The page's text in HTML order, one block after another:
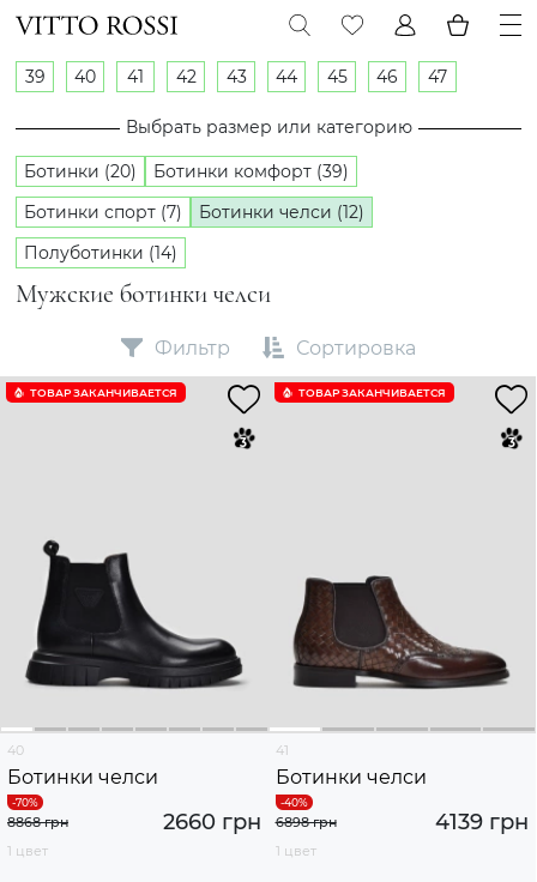
Мужские ботинки челси
39 40 41 42 43 44 45 46 47
Выбрать размер или категорию
Ботинки (20)
Ботинки комфорт (39)
Ботинки спорт (7)
Ботинки челси (12)
Полуботинки (14)
Фильтр Сортировка
ТОВАР ЗАКАНЧИВАЕТСЯ
40
Ботинки челси
2660 грн
8868 грн
1 цвет
ТОВАР ЗАКАНЧИВАЕТСЯ
41
Ботинки челси
4139 грн
6898 грн
1 цвет